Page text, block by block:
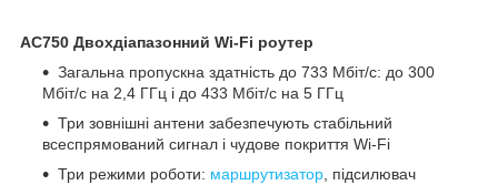
AC750 Двохдіапазонний Wi-Fi роутер
Загальна пропускна здатність до 733 Мбіт/с: до 300
Мбіт/с на 2,4 ГГц і до 433 Мбіт/с на 5 ГГц
Три зовнішні антени забезпечують стабільний
всеспрямований сигнал і чудове покриття Wi-Fi
Три режими роботи: маршрутизатор, підсилювач